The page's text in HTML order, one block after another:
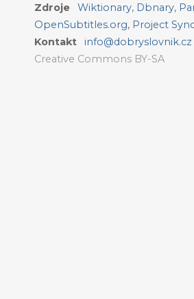
Zdroje Wiktionary, Dbnary,
OpenSubtitles.org, Project
Kontakt
info@dobryslovnik.cz
Creative Commons BY-SA